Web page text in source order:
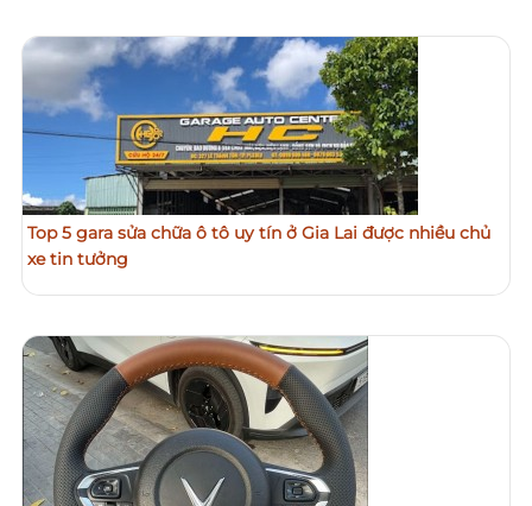
Top 5 gara sửa chữa ô tô uy tín ở Gia Lai được nhiều chủ
xe tin tưởng